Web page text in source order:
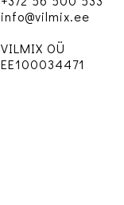
info@vilmix.ee
VILMIX OÜ
EE100034471